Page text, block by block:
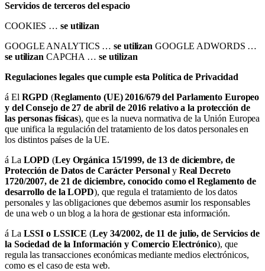
Servicios de terceros del espacio
COOKIES … se utilizan
GOOGLE ANALYTICS …se utilizan GOOGLE ADWORDS …
se utilizan CAPCHA … se utilizan
Regulaciones legales que cumple esta Política de Privacidad
á El RGPD (Reglamento (UE) 2016/679 del Parlamento Europeo
y del Consejo de 27 de abril de 2016 relativo a la protección de
las personas físicas), que es la nueva normativa de la Unión Europea
que unifica la regulación del tratamiento de los datos personales en
los distintos países de la UE.
á La LOPD (Ley Orgánica 15/1999, de 13 de diciembre, de
Protección de Datos de Carácter Personal y Real Decreto
1720/2007, de 21 de diciembre, conocido como el Reglamento de
desarrollo de la LOPD), que regula el tratamiento de los datos
personales y las obligaciones que debemos asumir los responsables
de una web o un blog a la hora de gestionar esta información.
á La LSSI o LSSICE(Ley 34/2002, de 11 de julio, de Servicios de
la Sociedad de la Información y Comercio Electrónico), que
regula las transacciones económicas mediante medios electrónicos,
como es el caso de esta web.